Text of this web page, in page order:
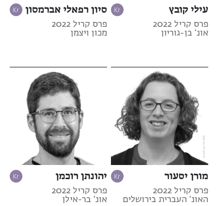
עילי קובץ
פרס קריל 2022
אונ' בן-גוריון
סיון רפאלי אברמסון
פרס קריל 2022
מכון ויצמן
מורן יסעור
פרס קריל 2022
האונ' העברית בירושלים
יהונתן רוכמן
פרס קריל 2022
אונ' בר-אילן